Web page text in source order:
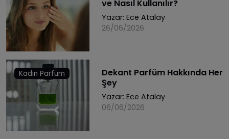
ve Nasıl Kullanılır?
Yazar: Ece Atalay
26/06/2026
Kadın Parfüm
Dekant Parfüm Hakkında Her
Şey
Yazar: Ece Atalay
06/06/2026